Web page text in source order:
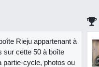
Rieju appartenant à
sur cette 50 à boîte
partie-cycle, photos ou